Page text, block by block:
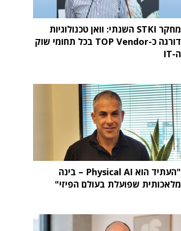
מחקר STKI השנתי: וואן טכנולוגיות
דורגה כ-TOP Vendor בכל תחומי שוק
ה-IT
"העתיד הוא Physical AI – בינה
מלאכותית שפועלת בעולם הפיזי"